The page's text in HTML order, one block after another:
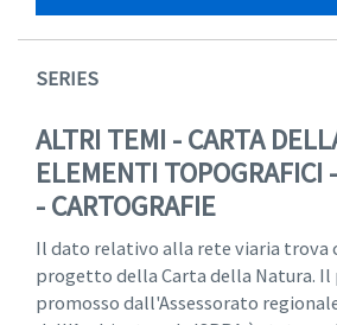
SERIES
ALTRI TEMI - CARTA
ELEMENTI TOPOGRAFICI
- CARTOGRAFIE
Il dato relativo alla rete viaria trova
progetto della Carta della Natura.
promosso dall'Assessorato